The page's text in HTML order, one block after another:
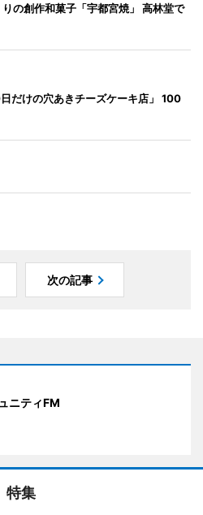
の創作和菓子「宇都宮焼」 高林堂で
だけの穴あきチーズケーキ店」 100
次の記事
ニティFM
特集